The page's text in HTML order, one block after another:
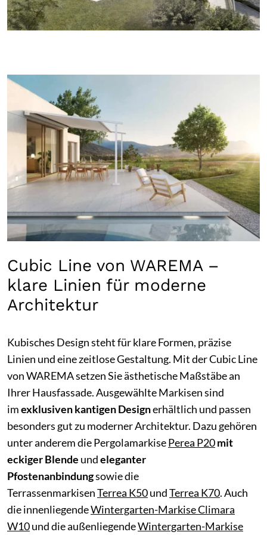
Cubic Line von WAREMA –
klare Linien für moderne
Architektur
Kubisches Design steht für klare Formen, präzise
Linien und eine zeitlose Gestaltung. Mit der Cubic Line
von WAREMA setzen Sie ästhetische Maßstäbe an
Ihrer Hausfassade. Ausgewählte Markisen sind
imexklusiven kantigen Designerhältlich und passen
besonders gut zu moderner Architektur. Dazu gehören
unter anderem die PergolamarkisePerea P20mit
eckiger Blende undeleganter
Pfostenanbindungsowie die
TerrassenmarkisenTerrea K50undTerrea K70. Auch
die innenliegendeWintergarten-Markise Climara
W10und die außenliegendeWintergarten-Markise